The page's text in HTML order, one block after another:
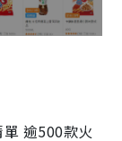
逾500款火